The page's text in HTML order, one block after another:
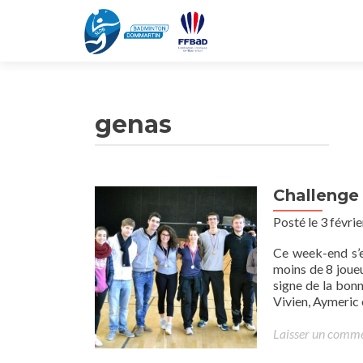
genas
Challenge
Posté le 3
Ce week-end
moins de 8
signe de la
Vivien, Aymeric
Laisser un